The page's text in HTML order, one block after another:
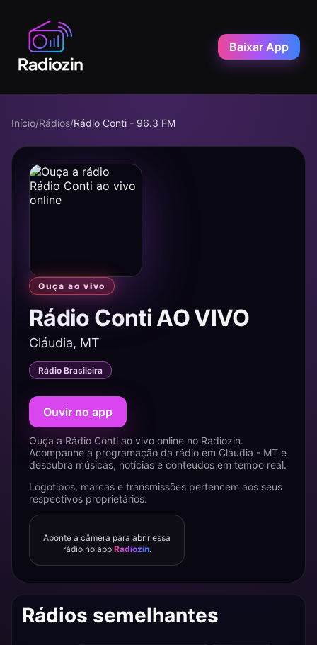
Baixar App
Início/Rádios/Rádio Conti - 96.3 FM
Ouça ao vivo
Rádio Conti AO VIVO
Cláudia, MT
Rádio Brasileira
Ouvir no app
Ouça a Rádio Conti ao vivo online no Radiozin.
Acompanhe a programação da rádio em Cláudia - MT e
descubra músicas, notícias e conteúdos em tempo real.
Logotipos, marcas e transmissões pertencem aos seus
respectivos proprietários.
Aponte a câmera para abrir essa
rádio no app Radiozin.
Rádios semelhantes